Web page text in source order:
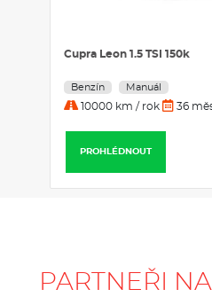
Cupra Leon 1.5 TSI 150k
Benzín Manuál
10000 km / rok 36
PROHLÉDNOUT
PARTNEŘI